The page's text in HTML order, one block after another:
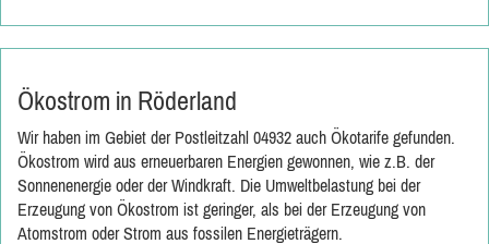
Ökostrom in Röderland
Wir haben im Gebiet der Postleitzahl 04932 auch Ökotarife gefunden.
Ökostrom wird aus erneuerbaren Energien gewonnen, wie z.B. der
Sonnenenergie oder der Windkraft. Die Umweltbelastung bei der
Erzeugung von Ökostrom ist geringer, als bei der Erzeugung von
Atomstrom oder Strom aus fossilen Energieträgern.